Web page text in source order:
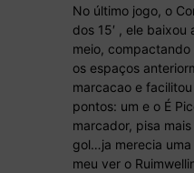
No último jogo, o
dos 15′ , ele
meio,
os espaços
marcacao e
pontos: um e o É
marcador, pisa
gol…ja merecia
meu ver o